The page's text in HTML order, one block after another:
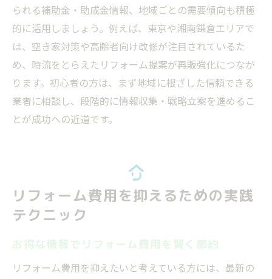
られる補助金・助成金情報、地域ごとの需要傾向も積極
的に活用しましょう。例えば、東京や湘南鎌倉エリアで
は、空き家対策や高齢者向け改修が注目されているた
め、時流をとらえたリフォーム提案が再販強化につなが
ります。初心者の方は、まず地域に根ざした信頼できる
業者に相談し、段階的に情報収集・戦略立案を進めるこ
とが成功への近道です。
リフォーム費用を抑えるための実践
テクニック
お得な情報でリフォーム費用を賢く節約
リフォーム費用を抑えたいと考えている方には、最新の